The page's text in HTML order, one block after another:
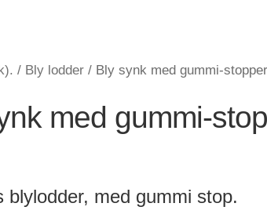
/ Bly lodder/ Bly synk med gummi-
med gummi-
blylodder, med gummi stop.